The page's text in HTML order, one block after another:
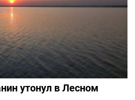
утонул в Лесном